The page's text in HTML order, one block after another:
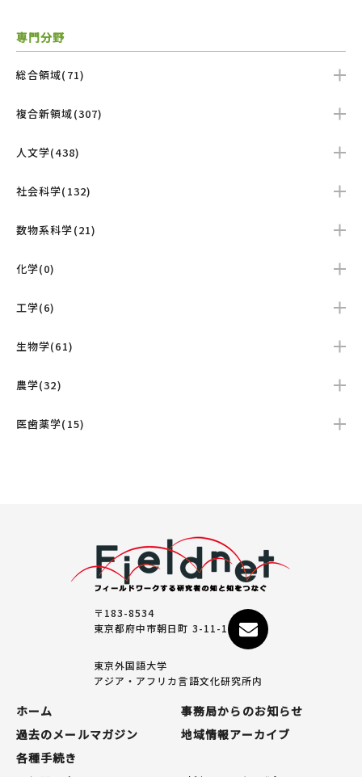
専門分野
総合領域(71)
複合新領域(307)
人文学(438)
社会科学(132)
数物系科学(21)
化学(0)
工学(6)
生物学(61)
農学(32)
医歯薬学(15)
〒183-8534
東京都府中市朝日町 3-11-1
東京外国語大学
アジア・アフリカ言語文化研究所内
ホーム
事務局からのお知らせ
過去のメールマガジン
地域情報アーカイブ
各種手続き